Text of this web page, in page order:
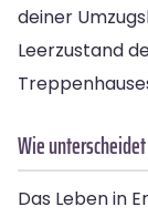
deiner
Leerzustand
Wie
Das Leben in